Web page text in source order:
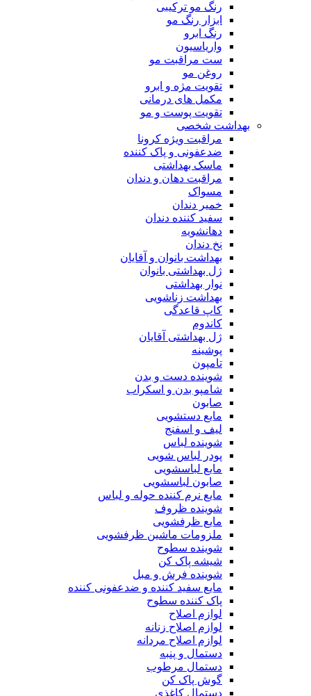
رنگ مو ترکیبی
ابزار رنگ مو
رنگ ابرو
واریاسیون
ست مراقبت مو
روغن مو
تقویت مژه و ابرو
مکمل های درمانی
تقویت پوست و مو
بهداشت شخصی
مراقبت ویژه کرونا
ضدعفونی و پاک کننده
ماسک بهداشتی
مراقبت دهان و دندان
مسواک
خمیر دندان
سفید کننده دندان
دهانشویه
نخ دندان
بهداشت بانوان و آقایان
ژل بهداشتی بانوان
نوار بهداشتی
بهداشت زناشویی
کاپ قاعدگی
کاندوم
ژل بهداشتی آقایان
پوشینه
تامپون
شوینده دست و بدن
شامپو بدن و اسکراب
صابون
مایع دستشویی
لیف و اسفنج
شوینده لباس
پودر لباس شویی
مایع لباسشویی
صابون لباسشویی
مایع نرم کننده حوله و لباس
شوینده ظروف
مایع ظرفشویی
ملزومات ماشین ظرفشویی
شوینده سطوح
شیشه پاک کن
شوینده فرش و مبل
مایع سفید کننده و ضدعفونی کننده
پاک کننده سطوح
لوازم اصلاح
لوازم اصلاح زنانه
لوازم اصلاح مردانه
دستمال و پنبه
دستمال مرطوب
گوش پاک کن
دستمال کاغذی